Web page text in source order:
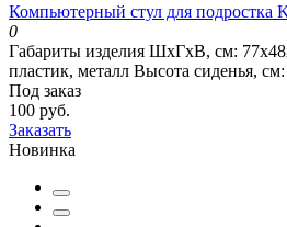
Компьютерный стул для подростка
0
Габариты изделия ШхГхВ, см:
пластик, металл Высота сиденья, см:
Под заказ
100 руб.
Заказать
Новинка